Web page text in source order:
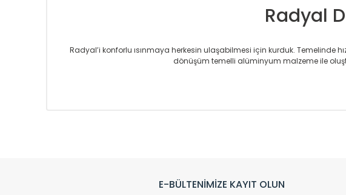
Radyal
Radyal’i konforlu ısınmaya herkesin ulaşabilmesi için kurduk. Temelinde
dönüşüm temelli alüminyum malzeme ile
Avrupa’ya yapmakta olduğu ihracat ile de ürünlerinde sadece
Klasik modellerimizin yanında, modern hatları ile de dikkat çeken
E-BÜLTENİMİZE KAYIT OLUN